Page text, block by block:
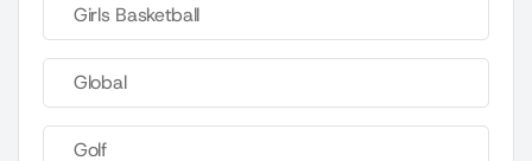
Girls Basketball
Global
Golf